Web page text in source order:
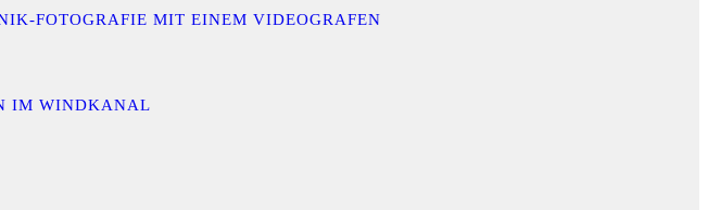
FOTOGRAFIE MIT EINEM VIDEOGRAFEN
IM WINDKANAL